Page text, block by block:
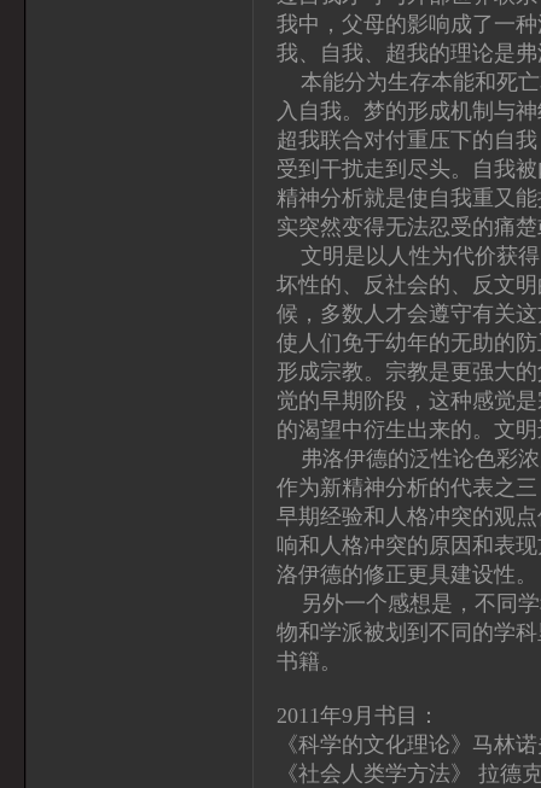
我中，父母的影响成了一
我、自我、超我的理论是
本能分为生存本能和死亡
入自我。梦的形成机制与
超我联合对付重压下的自
受到干扰走到尽头。自我
精神分析就是使自我重又
实突然变得无法忍受的痛
文明是以人性为代价获得
坏性的、反社会的、反文
候，多数人才会遵守有关
使人们免于幼年的无助的
形成宗教。宗教是更强大
觉的早期阶段，这种感觉
的渴望中衍生出来的。文
弗洛伊德的泛性论色彩浓
作为新精神分析的代表之
早期经验和人格冲突的观
响和人格冲突的原因和表
洛伊德的修正更具建设性。
另外一个感想是，不同学
物和学派被划到不同的学
书籍。
2011年9月书目：
《科学的文化理论》马林
《社会人类学方法》 拉德